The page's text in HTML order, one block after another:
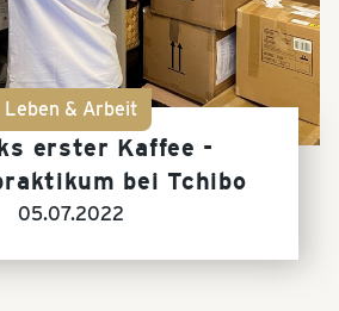
Leben & Arbeit
erster Kaffee -
bei Tchibo
05.07.2022